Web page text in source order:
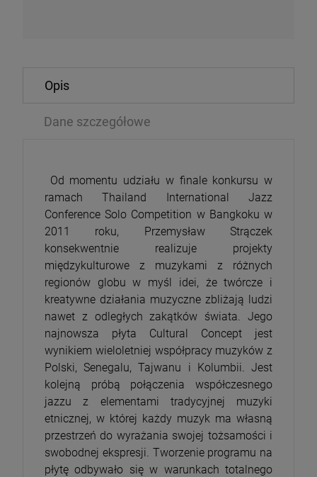
zł 168,99 zł
Opis
Dane szczegółowe
Od momentu udziału w finale konkursu w
ramach Thailand International Jazz
Conference Solo Competition w Bangkoku w
2011 roku, Przemysław Strączek
konsekwentnie realizuje projekty
międzykulturowe z muzykami z różnych
regionów globu w myśl idei, że twórcze i
kreatywne działania muzyczne zbliżają ludzi
nawet z odległych zakątków świata. Jego
najnowsza płyta Cultural Concept jest
wynikiem wieloletniej współpracy muzyków z
Polski, Senegalu, Tajwanu i Kolumbii. Jest
kolejną próbą połączenia współczesnego
jazzu z elementami tradycyjnej muzyki
etnicznej, w której każdy muzyk ma własną
przestrzeń do wyrażania swojej tożsamości i
swobodnej ekspresji. Tworzenie programu na
płytę odbywało się w warunkach totalnego